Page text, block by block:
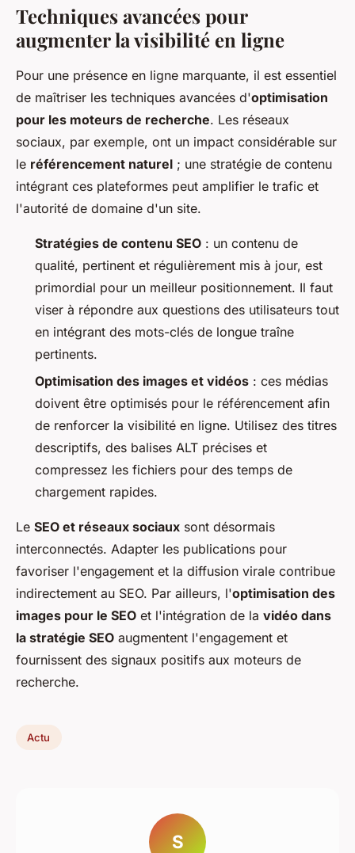
Techniques avancées pour
augmenter la visibilité en ligne
Pour une présence en ligne marquante, il est essentiel
de maîtriser les techniques avancées d'optimisation
pour les moteurs de recherche. Les réseaux
sociaux, par exemple, ont un impact considérable sur
le référencement naturel ; une stratégie de contenu
intégrant ces plateformes peut amplifier le trafic et
l'autorité de domaine d'un site.
Stratégies de contenu SEO : un contenu de
qualité, pertinent et régulièrement mis à jour, est
primordial pour un meilleur positionnement. Il faut
viser à répondre aux questions des utilisateurs tout
en intégrant des mots-clés de longue traîne
pertinents.
Optimisation des images et vidéos : ces médias
doivent être optimisés pour le référencement afin
de renforcer la visibilité en ligne. Utilisez des titres
descriptifs, des balises ALT précises et
compressez les fichiers pour des temps de
chargement rapides.
Le SEO et réseaux sociaux sont désormais
interconnectés. Adapter les publications pour
favoriser l'engagement et la diffusion virale contribue
indirectement au SEO. Par ailleurs, l'optimisation des
images pour le SEO et l'intégration de la vidéo dans
la stratégie SEO augmentent l'engagement et
fournissent des signaux positifs aux moteurs de
recherche.
Actu
S